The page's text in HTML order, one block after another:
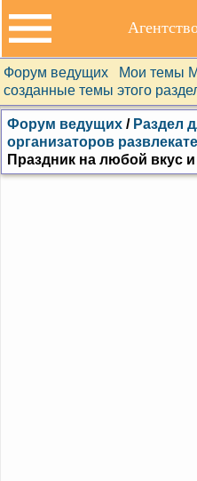
Форум ведущих Мои темы
созданные темы этого
Форум ведущих / Раздел
организаторов
Праздник на любой вкус